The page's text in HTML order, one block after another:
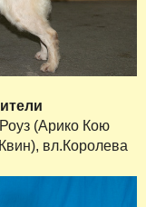
(Арико Кою
вл.Королева